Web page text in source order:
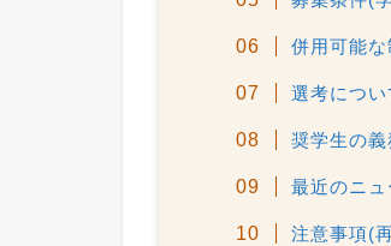
併用可能
選考につ
奨学生の
最近のニ
注意事項(